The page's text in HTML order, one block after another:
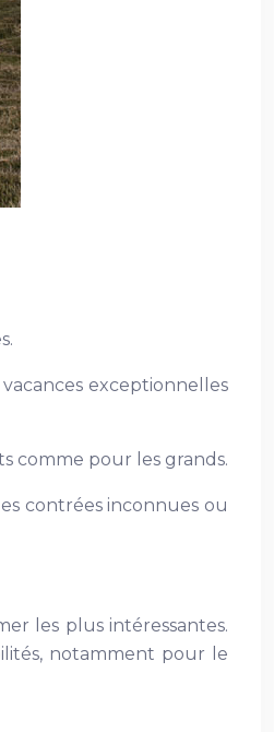
exceptionnelles
comme pour les grands.
contrées inconnues ou
les plus intéressantes.
notamment pour le